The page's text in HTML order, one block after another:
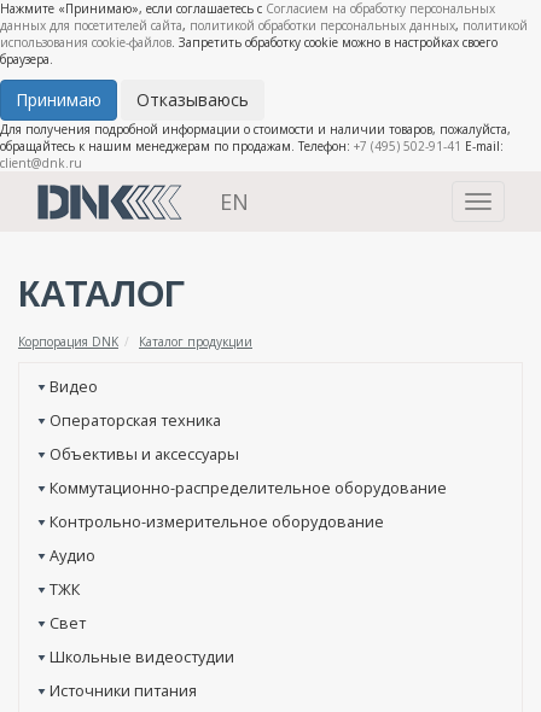
Нажмите «Принимаю», если соглашаетесь с Согласием на обработку персональных
данных для посетителей сайта, политикой обработки персональных данных, политикой
использования cookie-файлов. Запретить обработку cookie можно в настройках своего
браузера.
Принимаю Отказываюсь
Для получения подробной информации о стоимости и наличии товаров, пожалуйста,
обращайтесь к нашим менеджерам по продажам. Телефон: +7 (495) 502-91-41 E-mail:
client@dnk.ru
Toggle
EN
КАТАЛОГ
Корпорация DNK Каталог продукции
Видео
Операторская техника
Объективы и аксессуары
Коммутационно-распределительное оборудование
Контрольно-измерительное оборудование
Аудио
ТЖК
Свет
Школьные видеостудии
Источники питания